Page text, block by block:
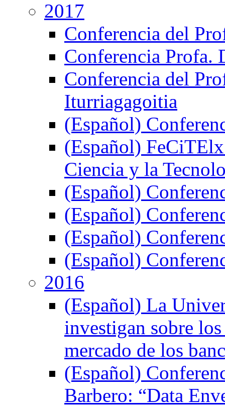
2017
Conferencia del
Conferencia Profa.
Conferencia del
Iturriagagoitia
(Español)
(Español)
Ciencia y la
(Español)
(Español)
(Español)
(Español)
2016
(Español) La
investigan sobre
mercado de los
(Español)
Barbero: “Data